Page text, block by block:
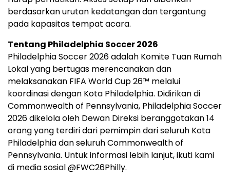
berdasarkan urutan kedatangan dan tergantung
pada kapasitas tempat acara.
Tentang Philadelphia Soccer 2026
Philadelphia Soccer 2026 adalah Komite Tuan Rumah
Lokal yang bertugas merencanakan dan
melaksanakan FIFA World Cup 26™ melalui
koordinasi dengan Kota Philadelphia. Didirikan di
Commonwealth of Pennsylvania, Philadelphia Soccer
2026 dikelola oleh Dewan Direksi beranggotakan 14
orang yang terdiri dari pemimpin dari seluruh Kota
Philadelphia dan seluruh Commonwealth of
Pennsylvania. Untuk informasi lebih lanjut, ikuti kami
di media sosial @FWC26Philly.